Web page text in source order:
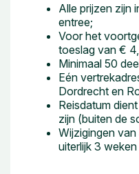
Alle prijzen zijn
entree;
Voor het
toeslag van €
Minimaal 50
Eén
Dordrecht en
Reisdatum
zijn (buiten de
Wijzigingen
uiterlijk 3